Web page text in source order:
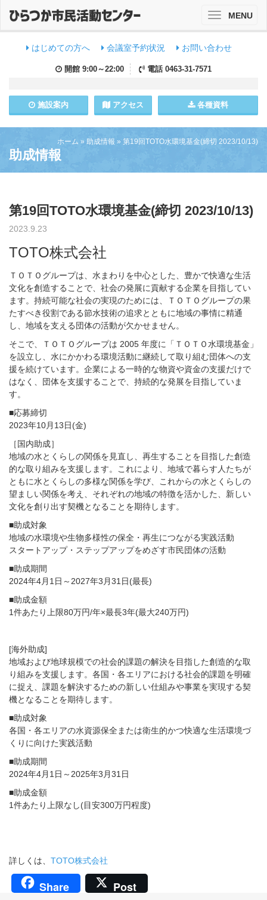
はじめての方へ 会議室予約状況 お問い合わせ
開館 9:00～22:00 電話 0463-31-7571
施設案内 アクセス 各種資料
ToggleMENU
ホーム » 助成情報 » 第19回TOTO水環境基金(締切 2023/10/13)
助成情報
第19回TOTO水環境基金(締切 2023/10/13)
2023.9.23
TOTO株式会社
ＴＯＴＯグループは、水まわりを中心とした、豊かで快適な生活
文化を創造することで、社会の発展に貢献する企業を目指してい
ます。持続可能な社会の実現のためには、ＴＯＴＯグループの果
たすべき役割である節水技術の追求とともに地域の事情に精通
し、地域を支える団体の活動が欠かせません。
そこで、ＴＯＴＯグループは 2005 年度に「ＴＯＴＯ水環境基金」
を設立し、水にかかわる環境活動に継続して取り組む団体への支
援を続けています。企業による一時的な物資や資金の支援だけで
はなく、団体を支援することで、持続的な発展を目指していま
す。
■応募締切
2023年10月13日(金)
［国内助成］
地域の水とくらしの関係を見直し、再生することを目指した創造
的な取り組みを支援します。これにより、地域で暮らす人たちが
ともに水とくらしの多様な関係を学び、これからの水とくらしの
望ましい関係を考え、それぞれの地域の特徴を活かした、新しい
文化を創り出す契機となることを期待します。
■助成対象
地域の水環境や生物多様性の保全・再生につながる実践活動
スタートアップ・ステップアップをめざす市民団体の活動
■助成期間
2024年4月1日～2027年3月31日(最長)
■助成金額
1件あたり上限80万円/年×最長3年(最大240万円)
[海外助成]
地域および地球規模での社会的課題の解決を目指した創造的な取
り組みを支援します。各国・各エリアにおける社会的課題を明確
に捉え、課題を解決するための新しい仕組みや事業を実現する契
機となることを期待します。
■助成対象
各国・各エリアの水資源保全または衛生的かつ快適な生活環境づ
くりに向けた実践活動
■助成期間
2024年4月1日～2025年3月31日
■助成金額
1件あたり上限なし(目安300万円程度)
詳しくは、 TOTO株式会社
Share Post